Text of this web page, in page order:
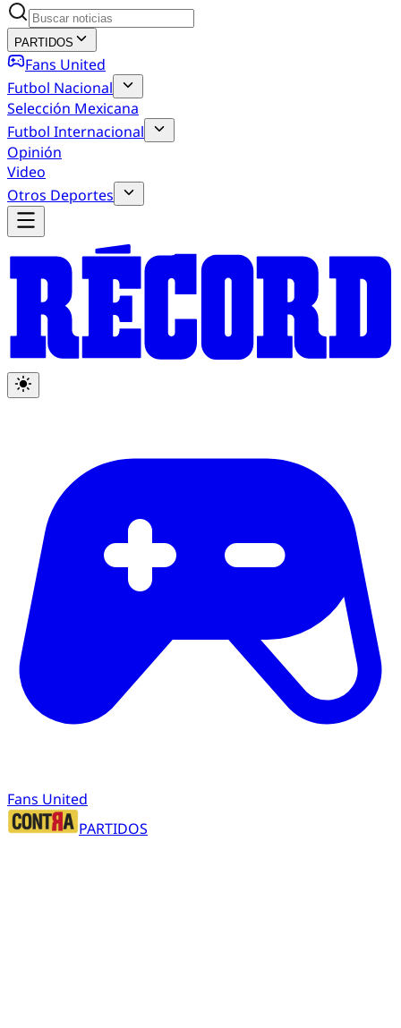
PARTIDOS
Fans United
Futbol Nacional
Selección Mexicana
Futbol Internacional
Opinión
Video
Otros Deportes
Fans United
PARTIDOS